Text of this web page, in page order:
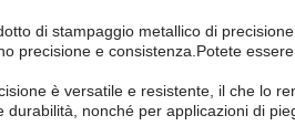
di stampaggio metallico di
precisione e consistenza.Potete
è versatile e resistente, il che lo
nonché per applicazioni di